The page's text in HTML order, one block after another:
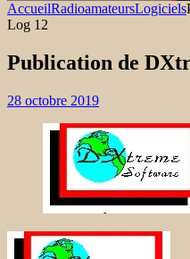
AccueilRadioamateursLogiciels
Log 12
Publication de
28 octobre 2019